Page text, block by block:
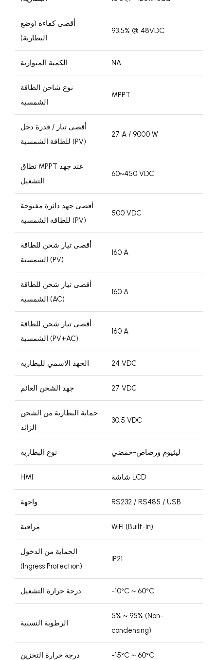
أقصى كفاءة (وضع
البطارية)
93.5% @ 48VDC
الكمية المتوازية NA
نوع شاحن الطاقة
الشمسية
MPPT
أقصى تيار / قدرة دخل
للطاقة الشمسية (PV)
27 A / 9000 W
نطاق MPPT عند جهد
التشغيل
60~450 VDC
أقصى جهد دائرة مفتوحة
للطاقة الشمسية (PV)
500 VDC
أقصى تيار شحن للطاقة
الشمسية (PV)
160 A
أقصى تيار شحن للطاقة
الشمسية (AC)
160 A
أقصى تيار شحن للطاقة
الشمسية (PV+AC)
160 A
الجهد الاسمي للبطارية 24 VDC
جهد الشحن العائم 27 VDC
حماية البطارية من الشحن
الزائد
30.5 VDC
نوع البطارية ليثيوم ورصاص-حمضي
HMI شاشة LCD
واجهة RS232 / RS485 / USB
مراقبة WiFi (Built-in)
الحماية من الدخول
(Ingress Protection)
IP21
درجة حرارة التشغيل -10°C ~ 60°C
الرطوبة النسبية
5% ~ 95% (Non-
condensing)
درجة حرارة التخزين -15°C ~ 60°C